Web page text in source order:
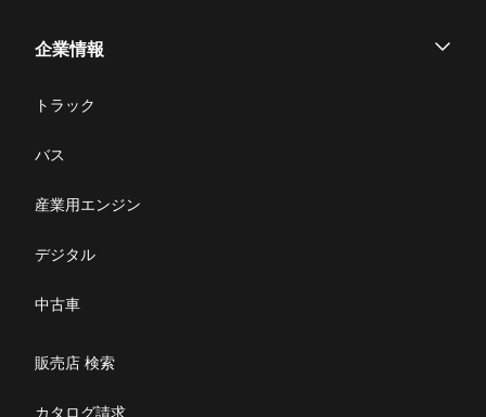
パーツ
企業情報
企業情報
お問い合わせ
ニュース・お知らせ
採用情報
リコール情報
特定整備(自動車一覧表）
ふそうライフ
トラック
バス
産業用エンジン
デジタル
中古車
販売店 検索
カタログ請求